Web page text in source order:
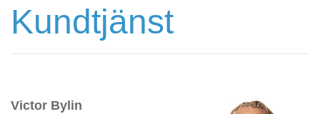
Kundtjänst
Victor Bylin